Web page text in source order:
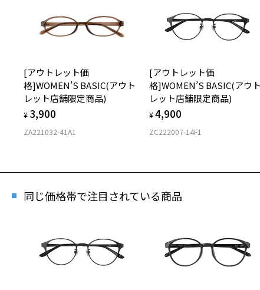
[アウトレット価
格]WOMEN’S BASIC(アウト
レット店舗限定商品)
¥ 3,900
ZA221032-41A1
[アウトレット価
格]WOMEN’S BASIC(アウト
レット店舗限定商品)
¥4,900
ZC222007-14F1
同じ価格帯で注目されている商品